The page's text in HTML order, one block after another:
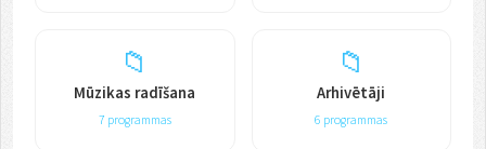
📁
Mūzikas radīšana
7 programmas
📁
Arhivētāji
6 programmas